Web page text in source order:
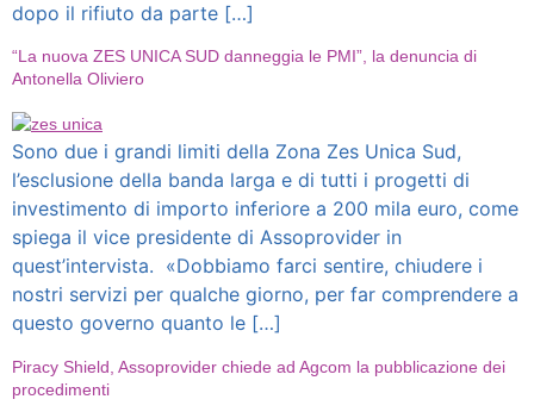
dopo il rifiuto da parte […]
“La nuova ZES UNICA SUD danneggia le PMI”, la denuncia di
Antonella Oliviero
Sono due i grandi limiti della Zona Zes Unica Sud,
l’esclusione della banda larga e di tutti i progetti di
investimento di importo inferiore a 200 mila euro, come
spiega il vice presidente di Assoprovider in
quest’intervista. «Dobbiamo farci sentire, chiudere i
nostri servizi per qualche giorno, per far comprendere a
questo governo quanto le […]
Piracy Shield, Assoprovider chiede ad Agcom la pubblicazione dei
procedimenti